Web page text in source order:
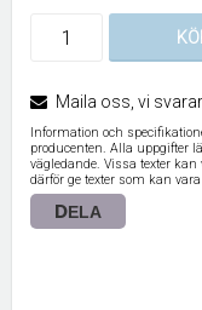
Maila oss, vi
Information och
producenten. Alla uppgifter
vägledande. Vissa texter
därför ge texter som kan
DELA